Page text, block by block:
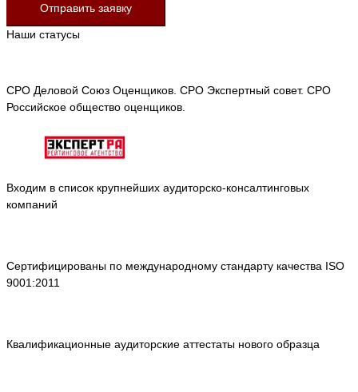
Отправить заявку
Наши статусы
СРО Деловой Союз Оценщиков. СРО Экспертный совет. СРО
Российское общество оценщиков.
Входим в список крупнейших аудиторско-консалтинговых
компаний
Сертифицированы по международному стандарту качества ISO
9001:2011
Квалификационные аудиторские аттестаты нового образца